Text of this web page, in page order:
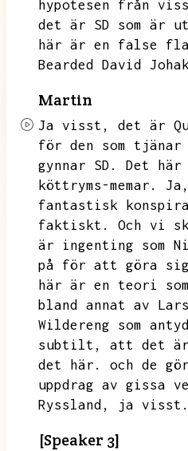
hypotesen från
det är SD som är
här är en false
Bearded David
Martin
Ja visst, det är
för den som
gynnar SD.
Det här
köttryms-memar.
Ja,
fantastisk
faktiskt.
Och vi
är ingenting som
på för att göra
här är en teori
bland annat av
Wildereng som
subtilt,
att det är
det här.
och de
uppdrag av gissa
Ryssland,
ja visst.
[Speaker 3]